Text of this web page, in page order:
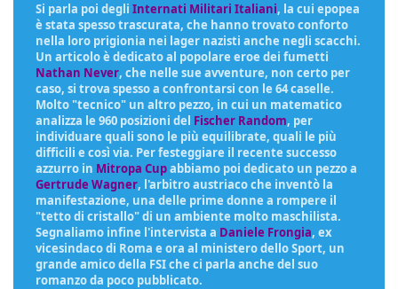
Si parla poi degli Internati Militari Italiani, la cui epopea
è stata spesso trascurata, che hanno trovato conforto
nella loro prigionia nei lager nazisti anche negli scacchi.
Un articolo è dedicato al popolare eroe dei fumetti
Nathan Never, che nelle sue avventure, non certo per
caso, si trova spesso a confrontarsi con le 64 caselle.
Molto "tecnico" un altro pezzo, in cui un matematico
analizza le 960 posizioni del Fischer Random, per
individuare quali sono le più equilibrate, quali le più
difficili e così via. Per festeggiare il recente successo
azzurro in Mitropa Cupabbiamo poi dedicato un pezzo a
Gertrude Wagner, l'arbitro austriaco che inventò la
manifestazione, una delle prime donne a rompere il
"tetto di cristallo" di un ambiente molto maschilista.
Segnaliamo infine l'intervista a Daniele Frongia, ex
vicesindaco di Roma e ora al ministero dello Sport, un
grande amico della FSI che ci parla anche del suo
romanzo da poco pubblicato.